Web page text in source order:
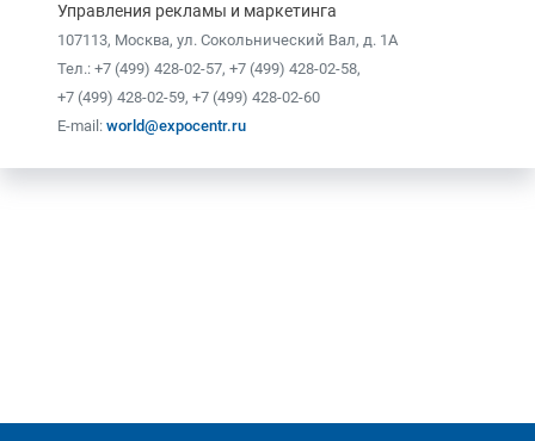
Управления рекламы и маркетинга
107113, Москва, ул. Сокольнический Вал, д. 1А
Тел.: +7 (499) 428-02-57, +7 (499) 428-02-58,
+7 (499) 428-02-59, +7 (499) 428-02-60
E-mail: world@expocentr.ru